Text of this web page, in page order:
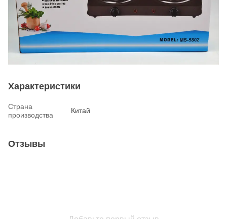
Характеристики
Страна
производства
Китай
Отзывы